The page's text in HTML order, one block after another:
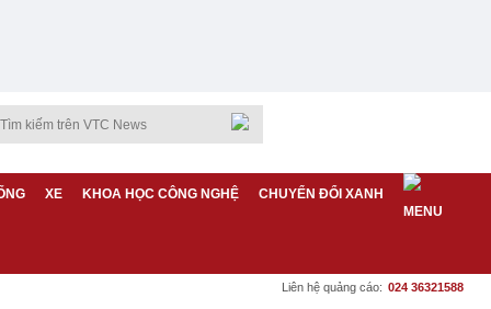
XE KHOA HỌC CÔNG NGHỆ CHUYỂN ĐỔI XANH
Liên hệ quảng cáo: 024 36321588